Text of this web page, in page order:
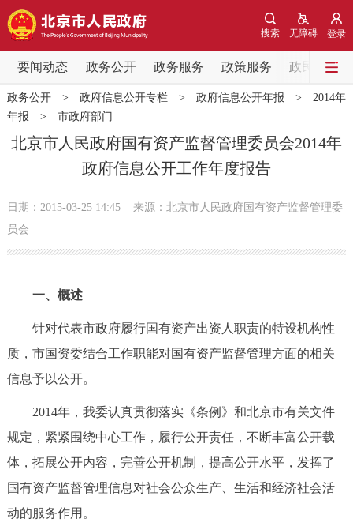
登录
无障碍
搜索
要闻动态 政务公开 政务服务 政策服务 政民互动
要闻动态
党中央精神 国务院信息 中央部委动态
北京要闻 会议信息 部门动态
政务公开
政策兑现 政策解读 回应关切
决策公开
政务服务
政务公开> 政府信息公开专栏> 政府信息公开年报 > 2014年
年报 > 市政府部门
北京市人民政府国有资产监督管理委员会2014年
政府信息公开工作年度报告
日期：2015-03-25 14:45
来源：北京市人民政府国有资产监督管理委
员会
一、概述
针对代表市政府履行国有资产出资人职责的特设机构性
质，市国资委结合工作职能对国有资产监督管理方面的相关
信息予以公开。
2014年，我委认真贯彻落实《条例》和北京市有关文件
规定，紧紧围绕中心工作，履行公开责任，不断丰富公开载
体，拓展公开内容，完善公开机制，提高公开水平，发挥了
国有资产监督管理信息对社会公众生产、生活和经济社会活
动的服务作用。